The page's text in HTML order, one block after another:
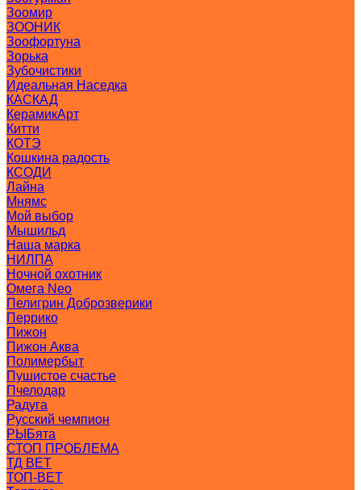
Зоомир
ЗООНИК
Зоофортуна
Зорька
Зубочистики
Идеальная Наседка
КАСКАД
КерамикАрт
Китти
КОТЭ
Кошкина радость
КСОДИ
Лайна
Мнямс
Мой выбор
Мышильд
Наша марка
НИЛПА
Ночной охотник
Омега Neo
Пелигрин Доброзверики
Перрико
Пижон
Пижон Аква
Полимербыт
Пушистое счастье
Пчелодар
Радуга
Русский чемпион
РЫБята
СТОП ПРОБЛЕМА
ТД ВЕТ
ТОП-ВЕТ